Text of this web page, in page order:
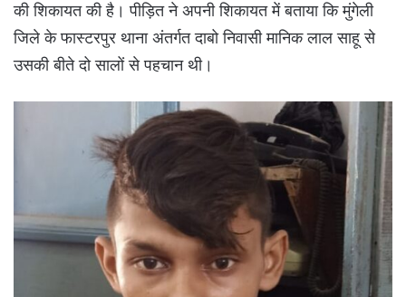
की शिकायत की है। पीड़ित ने अपनी शिकायत में बताया कि मुंगेली
जिले के फास्टरपुर थाना अंतर्गत दाबो निवासी मानिक लाल साहू से
उसकी बीते दो सालों से पहचान थी।